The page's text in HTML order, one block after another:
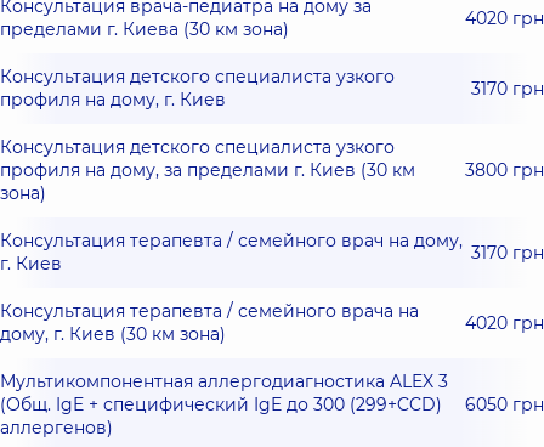
Консультация врача-педиатра на дому за
пределами г. Киева (30 км зона)
4020 грн
Консультация детского специалиста узкого
профиля на дому, г. Киев
3170 грн
Консультация детского специалиста узкого
профиля на дому, за пределами г. Киев (30 км
зона)
3800 грн
Консультация терапевта / семейного врач на дому,
г. Киев
3170 грн
Консультация терапевта / семейного врача на
дому, г. Киев (30 км зона)
4020 грн
Мультикомпонентная аллергодиагностика ALEX 3
(Общ. IgE + специфический IgE до 300 (299+CCD)
аллергенов)
6050 грн